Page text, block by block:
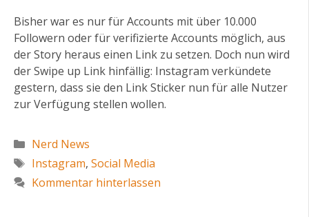
Bisher war es nur für Accounts mit über 10.000
Followern oder für verifizierte Accounts möglich, aus
der Story heraus einen Link zu setzen. Doch nun wird
der Swipe up Link hinfällig: Instagram verkündete
gestern, dass sie den Link Sticker nun für alle Nutzer
zur Verfügung stellen wollen.
Kategorien
Nerd News
Schlagwörter
Instagram, Social Media
Kommentar hinterlassen